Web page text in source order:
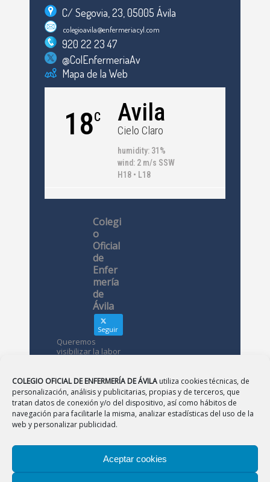
COLEGIO OFICIAL DE ENFERMERÍA DE ÁVILA utiliza cookies técnicas, de
personalización, análisis y publicitarias, propias y de terceros, que
tratan datos de conexión y/o del dispositivo, así como hábitos de
navegación para facilitarle la misma, analizar estadísticas del uso de la
web y personalizar publicidad.
Aceptar cookies
C/ Segovia, 23, 05005 Ávila
colegioavila@enfermeriacyl.com
920 22 23 47
@ColEnfermeriaAv
Mapa de la Web
18C Avila
Cielo Claro
humidity: 31%
wind: 2 m/s SSW
H18 • L18
Colegi
o
Oficial
de
Enfer
mería
de
Ávila
Seguir
Queremos
visibilizar la labor
conoces?
Avatar Colegio
Oficial de
de Ávila
12 May